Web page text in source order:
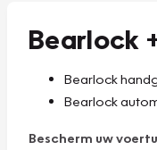
Bearlock
Bearlock
Bearlock
Bescherm uw